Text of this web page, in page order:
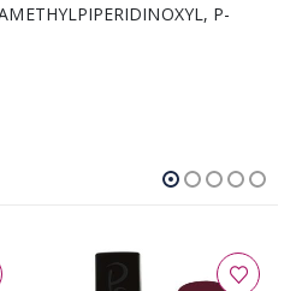
P-